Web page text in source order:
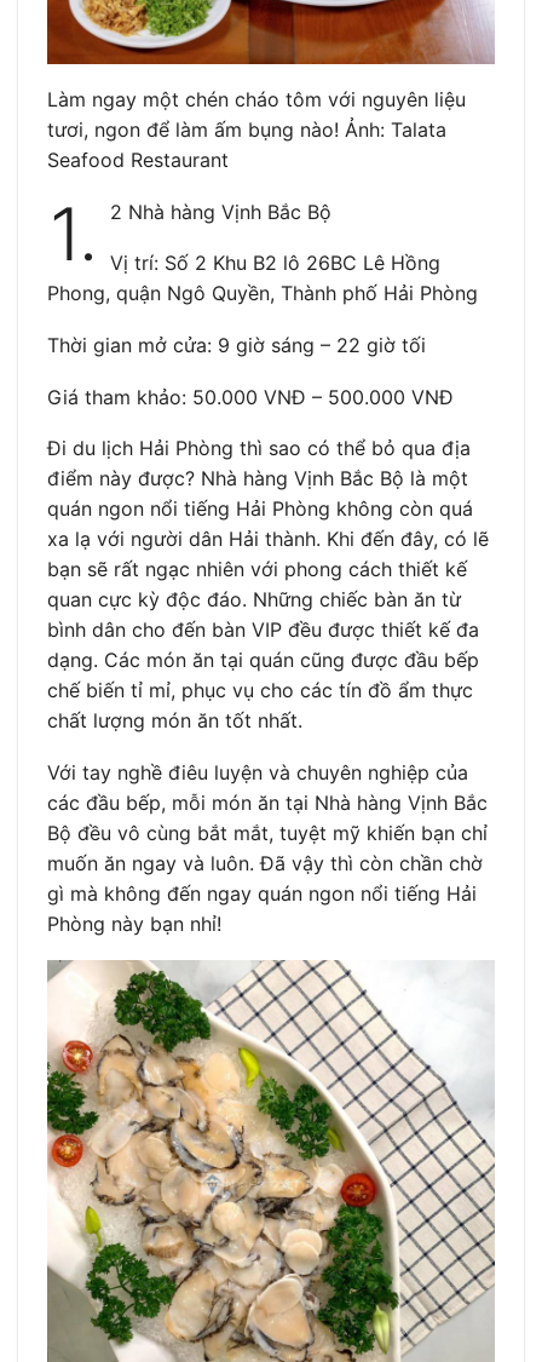
Làm ngay một chén cháo tôm với nguyên liệu
tươi, ngon để làm ấm bụng nào! Ảnh: Talata
Seafood Restaurant
1. 2 Nhà hàng Vịnh Bắc Bộ
Vị trí: Số 2 Khu B2 lô 26BC Lê Hồng
Phong, quận Ngô Quyền, Thành phố Hải Phòng
Thời gian mở cửa: 9 giờ sáng – 22 giờ tối
Giá tham khảo: 50.000 VNĐ – 500.000 VNĐ
Đi du lịch Hải Phòng thì sao có thể bỏ qua địa
điểm này được? Nhà hàng Vịnh Bắc Bộ là một
quán ngon nổi tiếng Hải Phòng không còn quá
xa lạ với người dân Hải thành. Khi đến đây, có lẽ
bạn sẽ rất ngạc nhiên với phong cách thiết kế
quan cực kỳ độc đáo. Những chiếc bàn ăn từ
bình dân cho đến bàn VIP đều được thiết kế đa
dạng. Các món ăn tại quán cũng được đầu bếp
chế biến tỉ mỉ, phục vụ cho các tín đồ ẩm thực
chất lượng món ăn tốt nhất.
Với tay nghề điêu luyện và chuyên nghiệp của
các đầu bếp, mỗi món ăn tại Nhà hàng Vịnh Bắc
Bộ đều vô cùng bắt mắt, tuyệt mỹ khiến bạn chỉ
muốn ăn ngay và luôn. Đã vậy thì còn chần chờ
gì mà không đến ngay quán ngon nổi tiếng Hải
Phòng này bạn nhỉ!